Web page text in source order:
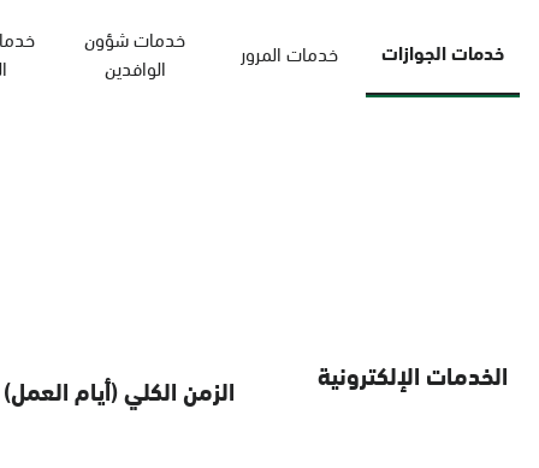
خدمات الجوازات خدمات المرور
خدمات شؤون
الوافدين
الخدمات الإلكترونية الزمن الكلي (أيام العمل)